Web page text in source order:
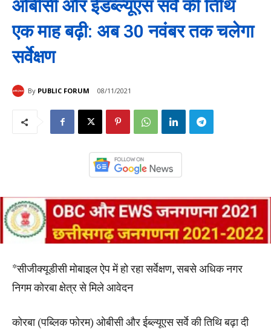
ओबीसी और ईडब्ल्यूएस सर्वे की तिथि
एक माह बढ़ी: अब 30 नवंबर तक चलेगा
सर्वेक्षण
By PUBLIC FORUM 08/11/2021
*सीजीक्यूडीसी मोबाइल ऐप में हो रहा सर्वेक्षण, सबसे अधिक नगर
निगम कोरबा क्षेत्र से मिले आवेदन
कोरबा (पब्लिक फोरम) ओबीसी और ईब्ल्यूएस सर्वे की तिथि बढ़ा दी